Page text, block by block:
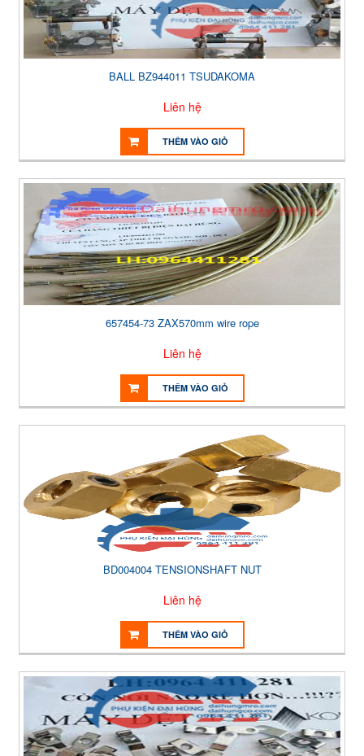
BALL BZ944011 TSUDAKOMA
Liên hệ
THÊM VÀO GIỎ
657454-73 ZAX570mm wire rope
Liên hệ
THÊM VÀO GIỎ
BD004004 TENSIONSHAFT NUT
Liên hệ
THÊM VÀO GIỎ